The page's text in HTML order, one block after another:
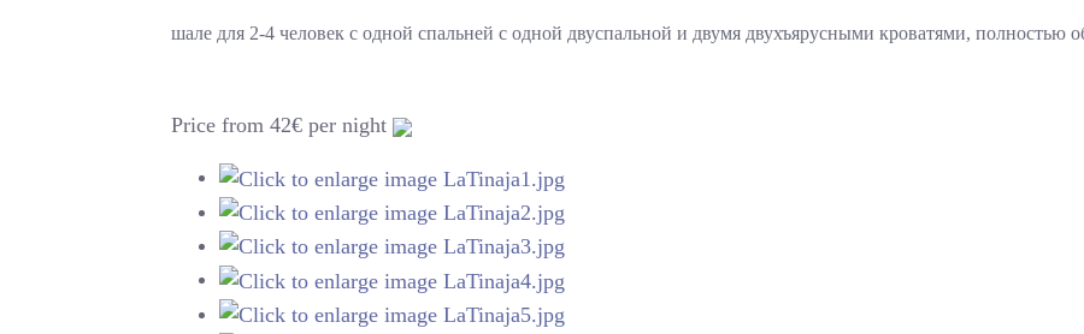
шале для 2-4 человек с одной спальней с одной двуспальной и двумя двухъярусными кроватями, полностью
Price from 42€ per night